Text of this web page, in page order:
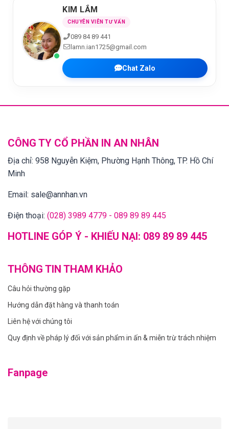
KIM LẮM
CHUYÊN VIÊN TƯ VẤN
089 84 89 441
lamn.ian1725@gmail.com
Chat Zalo
CÔNG TY CỔ PHẦN IN AN NHÂN
Địa chỉ: 958 Nguyễn Kiệm, Phường Hạnh Thông, TP. Hồ Chí
Minh
Email: sale@annhan.vn
Điện thoại: (028) 3989 4779 - 089 89 89 445
HOTLINE GÓP Ý - KHIẾU NẠI: 089 89 89 445
THÔNG TIN THAM KHẢO
Câu hỏi thường gặp
Hướng dẫn đặt hàng và thanh toán
Liên hệ với chúng tôi
Quy định về pháp lý đối với sản phẩm in ấn & miễn trừ trách nhiệm
Fanpage